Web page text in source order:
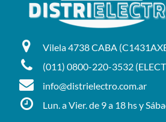
Vilela 4738 CABA
(011) 0800-220-3532
info@distrielectro.com.ar
Lun. a Vier. de 9 a 18 hs y